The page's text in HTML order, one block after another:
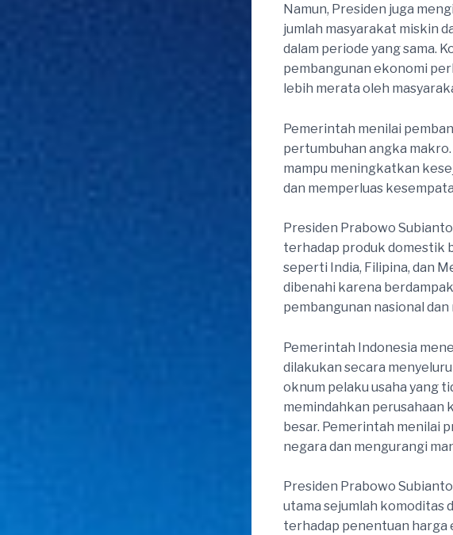
Namun, Presiden juga
jumlah masyarakat miskin
dalam periode yang sama.
pembangunan ekonomi
lebih merata oleh
Pemerintah menilai
pertumbuhan angka
mampu meningkatkan
dan memperluas
Presiden Prabowo
terhadap produk domestik
seperti India, Filipina, dan
dibenahi karena
pembangunan nasional
Pemerintah Indonesia
dilakukan secara
oknum pelaku usaha yang
memindahkan perusahaan
besar. Pemerintah menilai
negara dan mengurangi
Presiden Prabowo
utama sejumlah komoditas
terhadap penentuan harga